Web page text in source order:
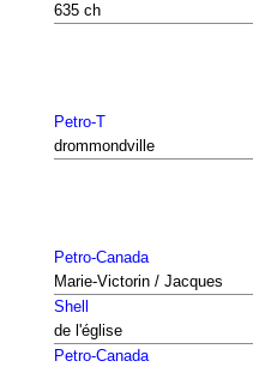
635 ch
Petro-T
drommondville
Petro-Canada
Marie-Victorin / Jacques
Shell
de l'église
Petro-Canada